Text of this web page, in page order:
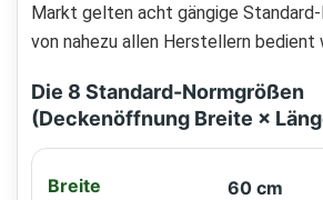
Markt gelten acht gängige Standard-
von nahezu allen Herstellern bedient
Die 8 Standard-Normgrößen
(Deckenöffnung Breite ×
60 cm